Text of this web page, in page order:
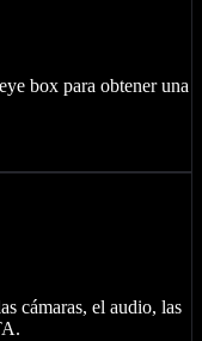
box para obtener una
cámaras, el audio, las